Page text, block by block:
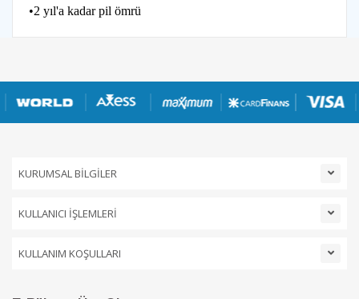
•2 yıl'a kadar pil ömrü
KURUMSAL BİLGİLER
KULLANICI İŞLEMLERİ
KULLANIM KOŞULLARI